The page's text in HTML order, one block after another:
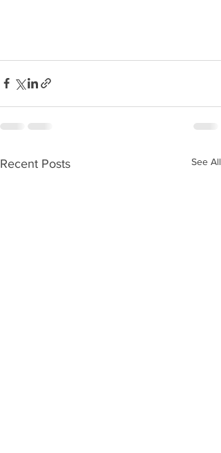
Recent Posts See All